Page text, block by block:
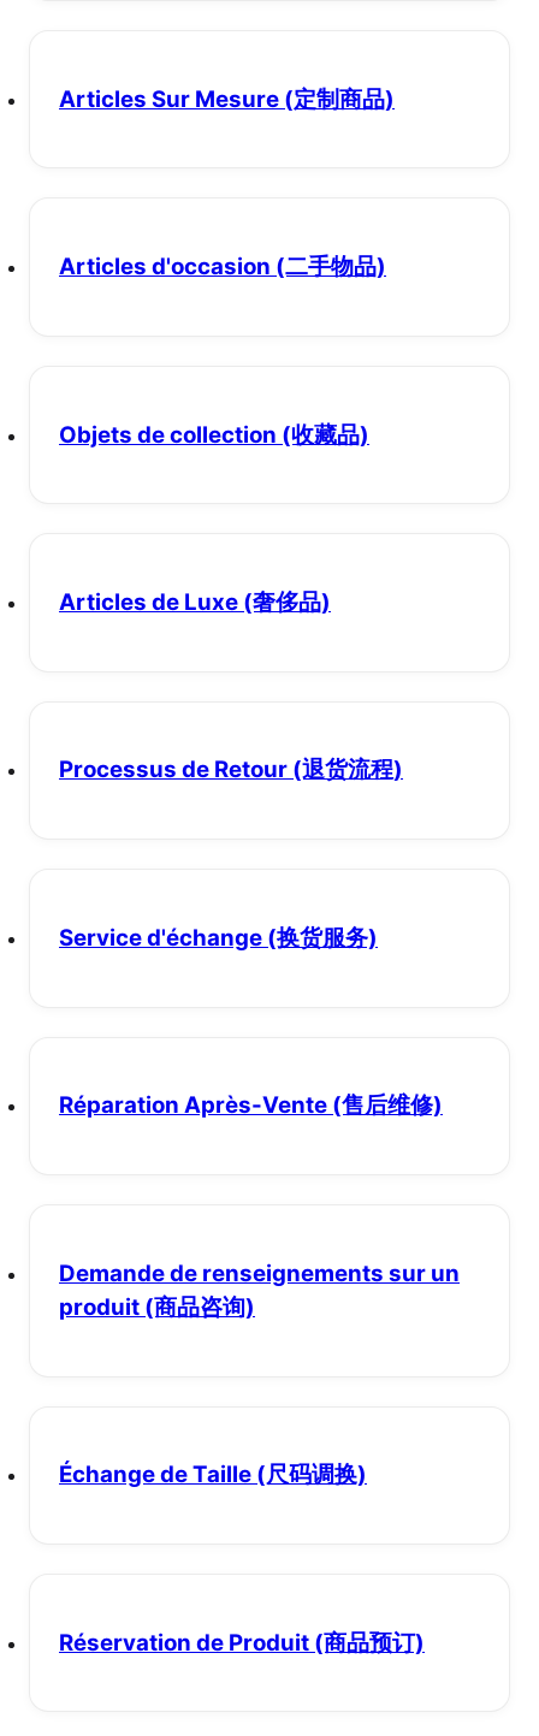
Articles Sur Mesure (定制商品)
Articles d'occasion (二手物品)
Objets de collection (收藏品)
Articles de Luxe (奢侈品)
Processus de Retour (退货流程)
Service d'échange (换货服务)
Réparation Après-Vente (售后维修)
Demande de renseignements sur un
produit (商品咨询)
Échange de Taille (尺码调换)
Réservation de Produit (商品预订)